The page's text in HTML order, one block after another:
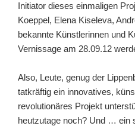
Initiator dieses einmaligen
Koeppel, Elena Kiseleva,
bekannte Künstlerinnen und
Vernissage am 28.09.12
Also, Leute, genug der
tatkräftig ein innovatives,
revolutionäres Projekt
heutzutage noch? Und … ein